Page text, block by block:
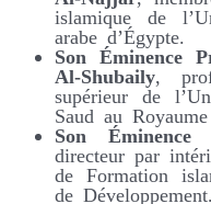
islamique de
arabe d’Égypte.
Son Éminence
Al-Shubaily,
supérieur de
Saud au
Son Éminence
directeur par
de Formation
de Développement.